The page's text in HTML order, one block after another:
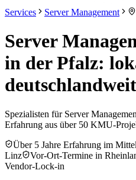
Services Server Management
Server
in der Pfalz:
Spezialisten für Server
Erfahrung aus über 50 KMU-
Über 5 Jahre Erfahrung im
Linz
Vor-Ort-Termine in
Vendor-Lock-in